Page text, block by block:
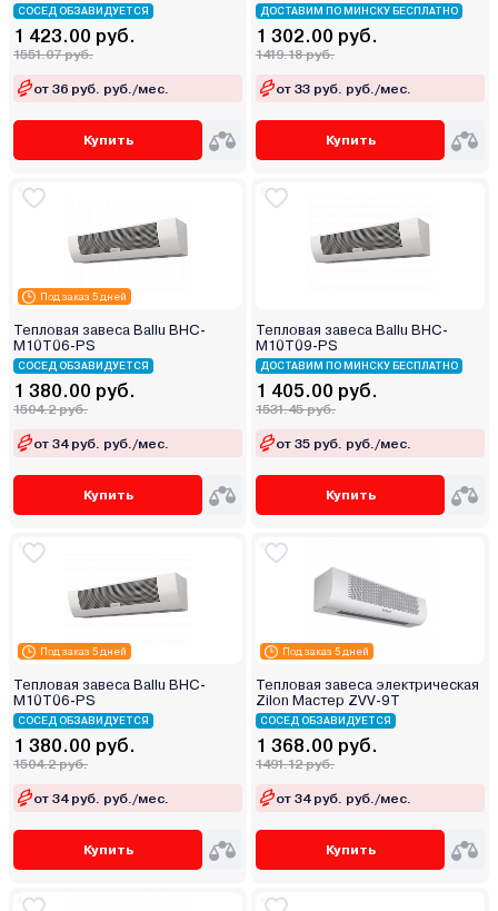
СОСЕД ОБЗАВИДУЕТСЯ
1 423.00 руб.
1551.07 руб.
от 36 руб. руб./мес.
Купить
ДОСТАВИМ ПО МИНСКУ БЕСПЛАТНО
1 302.00 руб.
1419.18 руб.
от 33 руб. руб./мес.
Купить
Под заказ 5 дней
Тепловая завеса Ballu BHC-
M10T06-PS
СОСЕД ОБЗАВИДУЕТСЯ
1 380.00 руб.
1504.2 руб.
от 34 руб. руб./мес.
Купить
Тепловая завеса Ballu BHC-
M10T09-PS
ДОСТАВИМ ПО МИНСКУ БЕСПЛАТНО
1 405.00 руб.
1531.45 руб.
от 35 руб. руб./мес.
Купить
Под заказ 5 дней
Тепловая завеса Ballu ВНС-
M10T06-PS
СОСЕД ОБЗАВИДУЕТСЯ
1 380.00 руб.
1504.2 руб.
от 34 руб. руб./мес.
Купить
Под заказ 5 дней
Тепловая завеса электрическая
Zilon Мастер ZVV-9T
СОСЕД ОБЗАВИДУЕТСЯ
1 368.00 руб.
1491.12 руб.
от 34 руб. руб./мес.
Купить